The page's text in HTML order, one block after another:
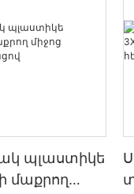
պլաստիկե
մաքրող